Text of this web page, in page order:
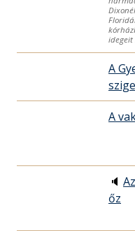
idegeit
A
A
🔈
őz